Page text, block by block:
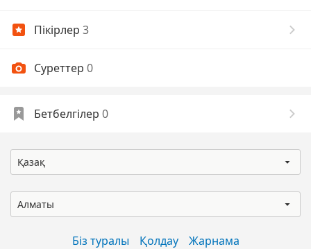
Пікірлер 3
Суреттер 0
Бетбелгілер 0
Қазақ
Алматы
Біз туралы Қолдау Жарнама